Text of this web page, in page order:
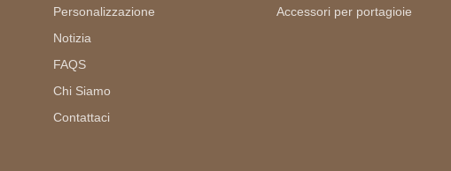
Personalizzazione
Notizia
FAQS
Chi Siamo
Contattaci
Accessori per portagioie